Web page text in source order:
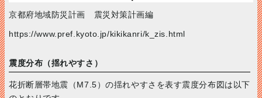
京都府地域防災計画 震災対策計画編
https://www.pref.kyoto.jp/kikikanri/k_zis.html
震度分布（揺れやすさ）
花折断層帯地震（M7.5）の揺れやすさを表す震度分布図は以下